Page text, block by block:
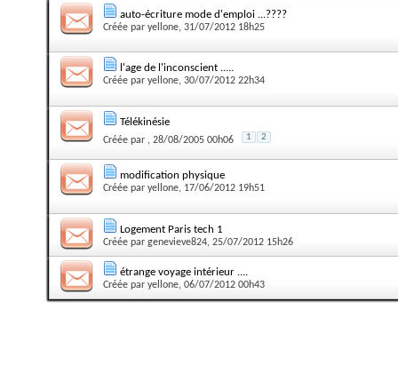
auto-écriture mode d'emploi ...????
Créée par yellone, 31/07/2012 18h25
l'age de l'inconscient .....
Créée par yellone, 30/07/2012 22h34
Télékinésie
Créée par , 28/08/2005 00h06 1 2
modification physique
Créée par yellone, 17/06/2012 19h51
Logement Paris tech 1
Créée par genevieve824, 25/07/2012 15h26
étrange voyage intérieur ....
Créée par yellone, 06/07/2012 00h43